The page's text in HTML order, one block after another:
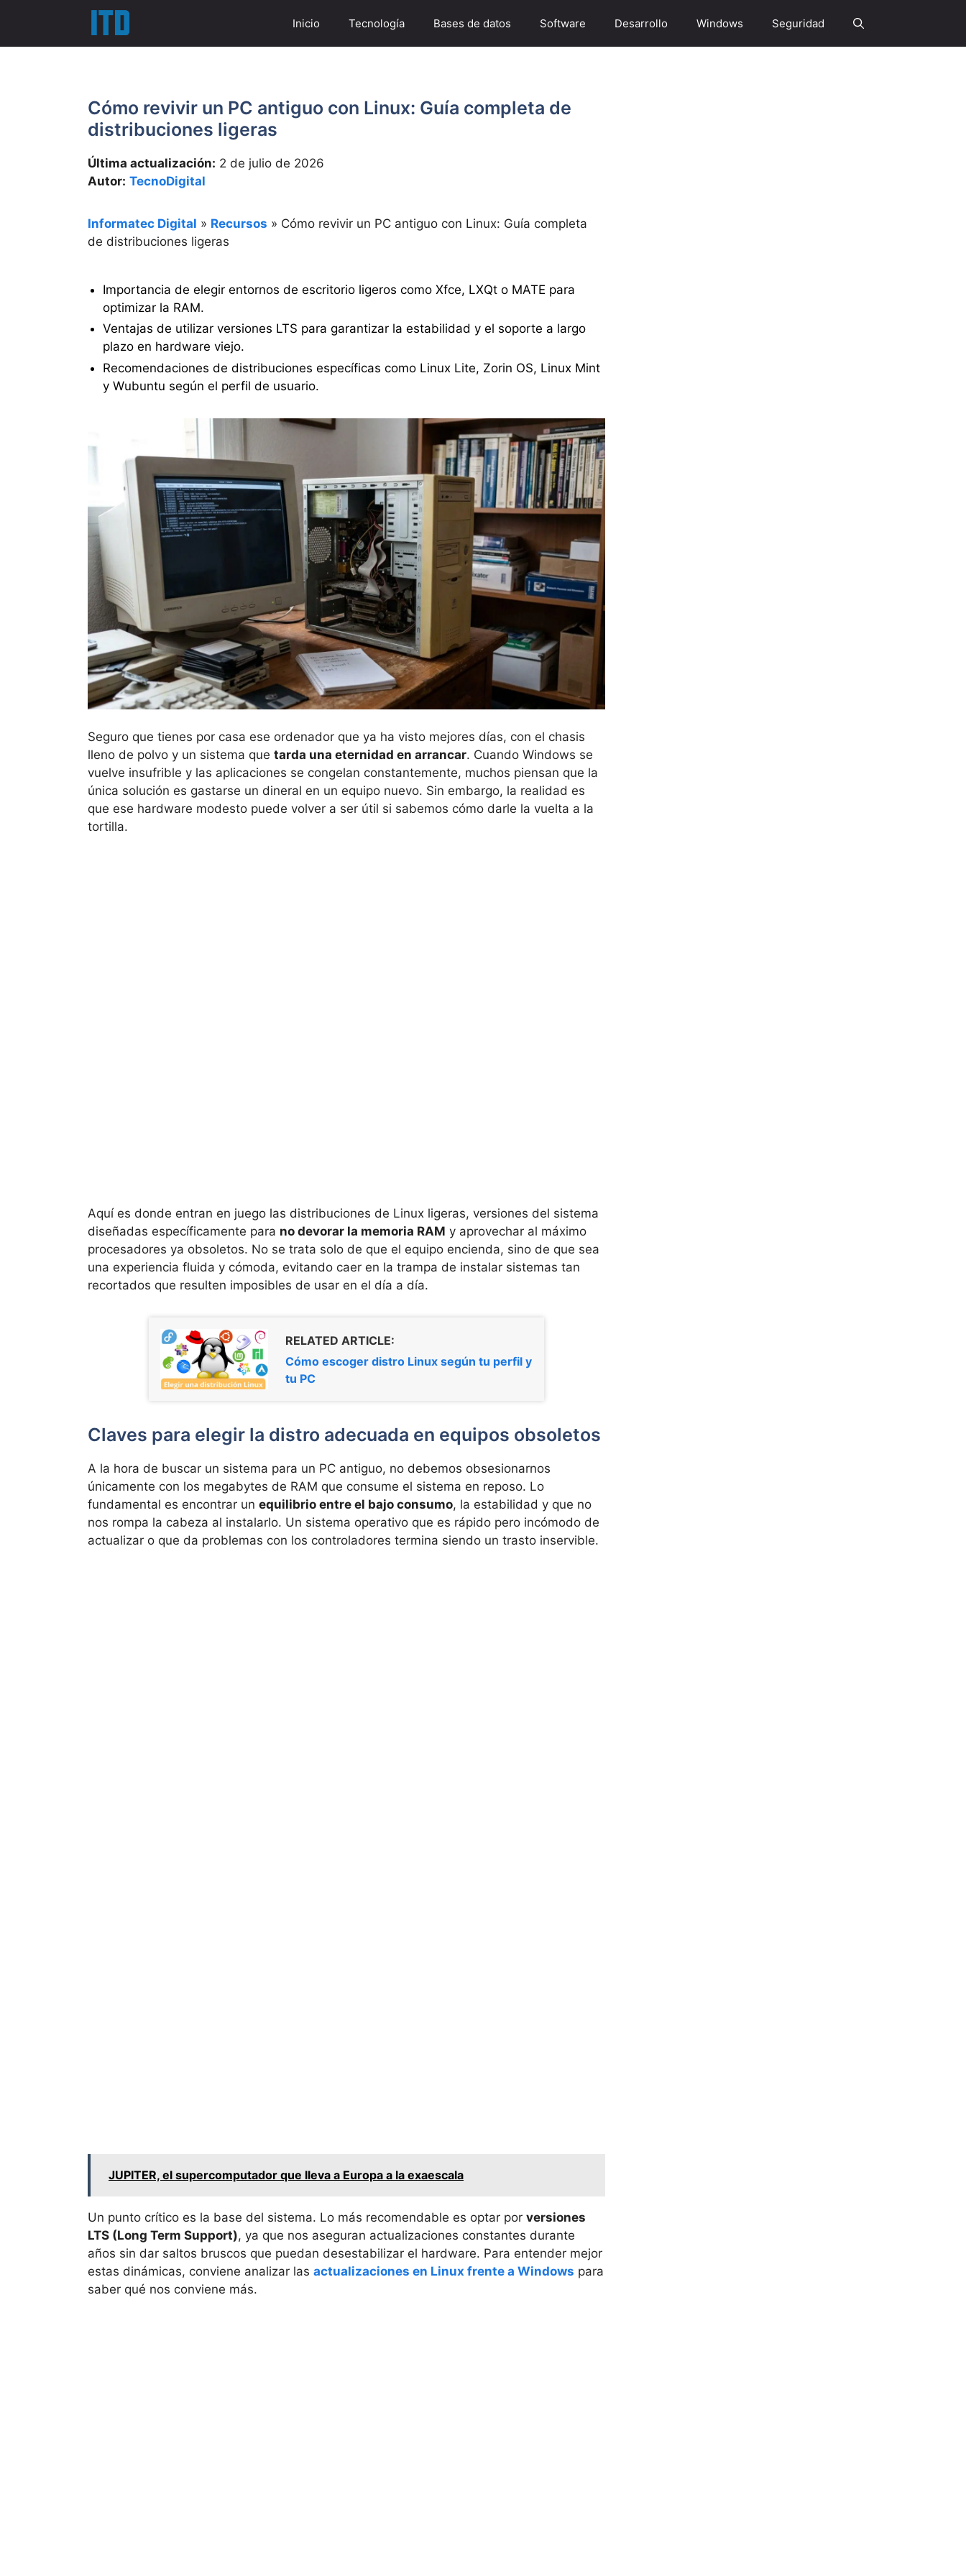
contenido
Inicio Tecnología Bases de datos Software Desarrollo Windows Seguridad
Cómo revivir un PC antiguo con Linux: Guía completa de
distribuciones ligeras
Última actualización: 2 de julio de 2026
Autor: TecnoDigital
Informatec Digital » Recursos » Cómo revivir un PC antiguo con Linux: Guía completa
de distribuciones ligeras
Importancia de elegir entornos de escritorio ligeros como Xfce, LXQt o MATE para
optimizar la RAM.
Ventajas de utilizar versiones LTS para garantizar la estabilidad y el soporte a largo
plazo en hardware viejo.
Recomendaciones de distribuciones específicas como Linux Lite, Zorin OS, Linux Mint
y Wubuntu según el perfil de usuario.
Seguro que tienes por casa ese ordenador que ya ha visto mejores días, con el chasis
lleno de polvo y un sistema que tarda una eternidad en arrancar. Cuando Windows se
vuelve insufrible y las aplicaciones se congelan constantemente, muchos piensan que la
única solución es gastarse un dineral en un equipo nuevo. Sin embargo, la realidad es
que ese hardware modesto puede volver a ser útil si sabemos cómo darle la vuelta a la
tortilla.
Aquí es donde entran en juego las distribuciones de Linux ligeras, versiones del sistema
diseñadas específicamente para no devorar la memoria RAM y aprovechar al máximo
procesadores ya obsoletos. No se trata solo de que el equipo encienda, sino de que sea
una experiencia fluida y cómoda, evitando caer en la trampa de instalar sistemas tan
recortados que resulten imposibles de usar en el día a día.
RELATED ARTICLE:
Cómo escoger distro Linux según tu perfil y
tu PC
Claves para elegir la distro adecuada en equipos obsoletos
A la hora de buscar un sistema para un PC antiguo, no debemos obsesionarnos
únicamente con los megabytes de RAM que consume el sistema en reposo. Lo
fundamental es encontrar un equilibrio entre el bajo consumo, la estabilidad y que no
nos rompa la cabeza al instalarlo. Un sistema operativo que es rápido pero incómodo de
actualizar o que da problemas con los controladores termina siendo un trasto inservible.
JUPITER, el supercomputador que lleva a Europa a la exaescala
Un punto crítico es la base del sistema. Lo más recomendable es optar por versiones
LTS (Long Term Support), ya que nos aseguran actualizaciones constantes durante
años sin dar saltos bruscos que puedan desestabilizar el hardware. Para entender mejor
estas dinámicas, conviene analizar las actualizaciones en Linux frente a Windows para
saber qué nos conviene más.